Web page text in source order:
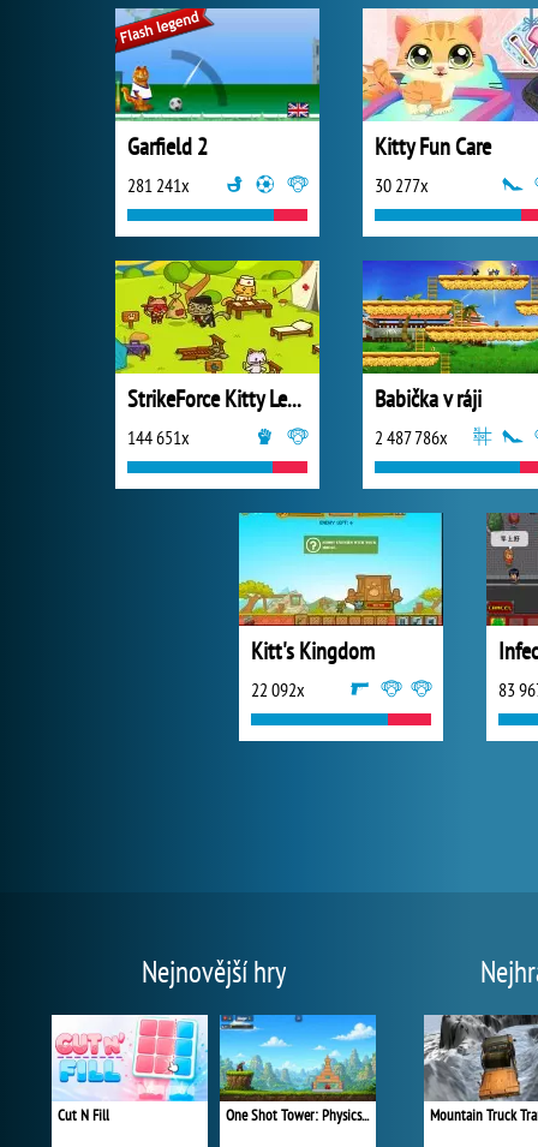
Garfield 2
281 241x
Kitty Fun Care
30 277x
StrikeForce Kitty League
144 651x
Babička v ráji
2 487 786x
Kitt's Kingdom
22 092x 83
Nejnovější hry
Cut N Fill One Shot Tower: Physics Destroyer Mountain Truck